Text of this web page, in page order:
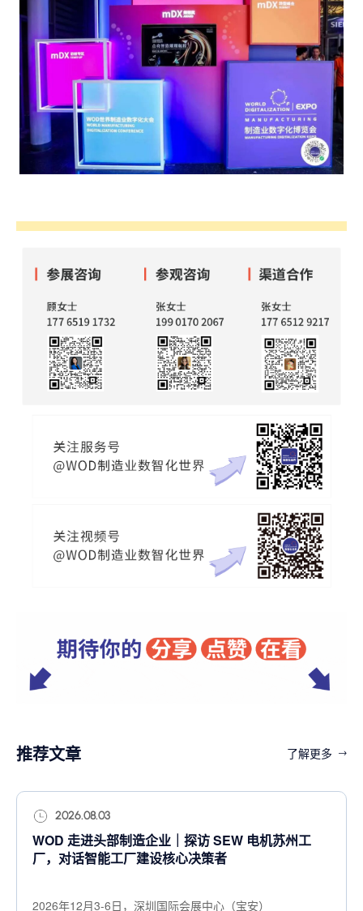
推荐文章 了解更多
2026.08.03
走进头部制造企业｜探访 SEW 电机苏州工
，对话智能工厂建设核心决策者
年12月3-6日，深圳国际会展中心（宝安）